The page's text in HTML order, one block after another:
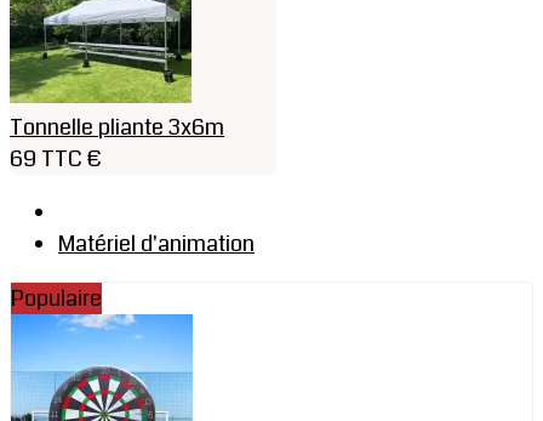
Tonnelle pliante 3x6m
69 TTC €
Matériel d'animation
Populaire